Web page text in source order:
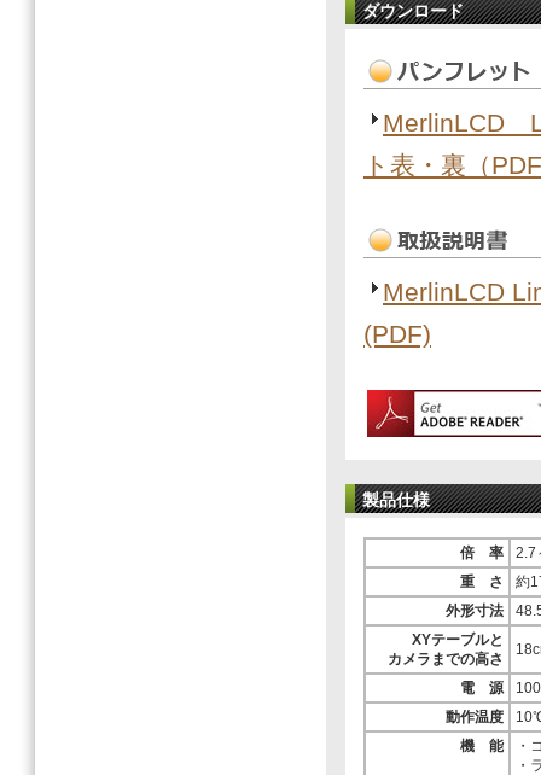
ダウンロード
MerlinLCD
ト表・裏（
MerlinLCD
(PDF)
製品仕様
倍 率
2.7
重 さ
約
外形寸法
XYテーブルと
カメラまでの高さ
電 源
動作温度
機 能
・
・